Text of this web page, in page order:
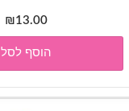
₪13.00
הוסף לסל